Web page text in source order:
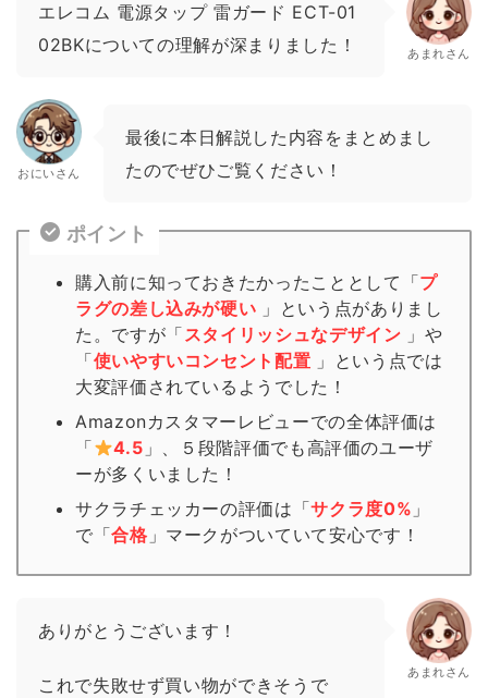
エレコム 電源タップ 雷ガード ECT-01
02BKについての理解が深まりました！
あまれさん
おにいさん
最後に本日解説した内容をまとめまし
たのでぜひご覧ください！
ポイント
購入前に知っておきたかったこととして「プ
ラグの差し込みが硬い 」という点がありまし
た。ですが「スタイリッシュなデザイン 」や
「使いやすいコンセント配置 」という点では
大変評価されているようでした！
Amazonカスタマーレビューでの全体評価は
「
4.5 」、５段階評価でも高評価のユーザ
ーが多くいました！
サクラチェッカーの評価は「サクラ度0% 」
で「合格 」 マーク がついていて安心です！
ありがとうございます！
これで失敗せず買い物ができそうで
あまれさん